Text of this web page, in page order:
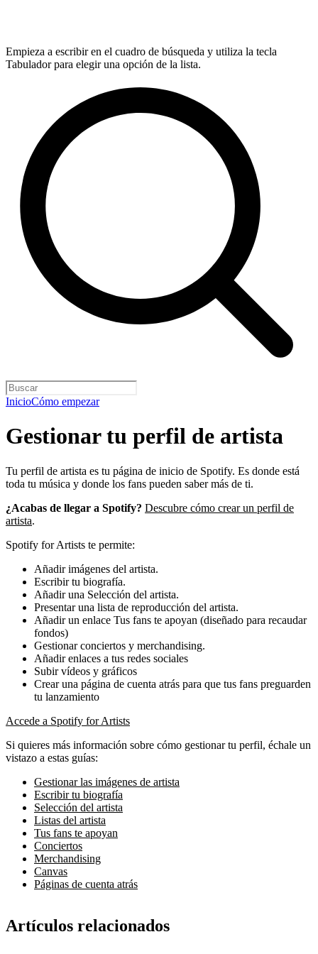
Empieza a escribir en el cuadro de búsqueda y utiliza la tecla
Tabulador para elegir una opción de la lista.
InicioCómo empezar
Gestionar tu perfil de artista
Tu perfil de artista es tu página de inicio de Spotify. Es donde está
toda tu música y donde los fans pueden saber más de ti.
¿Acabas de llegar a Spotify? Descubre cómo crear un perfil de
artista.
Spotify for Artists te permite:
Añadir imágenes del artista.
Escribir tu biografía.
Añadir una Selección del artista.
Presentar una lista de reproducción del artista.
Añadir un enlace Tus fans te apoyan (diseñado para recaudar
fondos)
Gestionar conciertos y merchandising.
Añadir enlaces a tus redes sociales
Subir vídeos y gráficos
Crear una página de cuenta atrás para que tus fans preguarden
tu lanzamiento
Accede a Spotify for Artists
Si quieres más información sobre cómo gestionar tu perfil, échale un
vistazo a estas guías:
Gestionar las imágenes de artista
Escribir tu biografía
Selección del artista
Listas del artista
Tus fans te apoyan
Conciertos
Merchandising
Canvas
Páginas de cuenta atrás
Artículos relacionados